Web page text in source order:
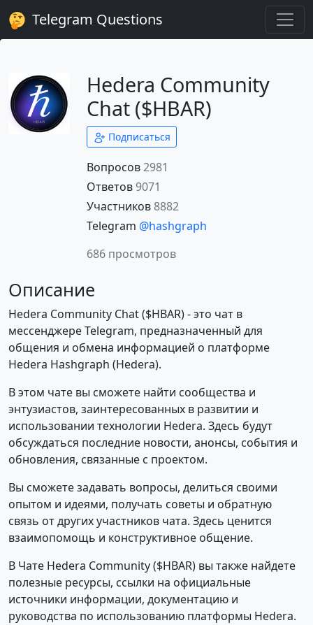
Telegram Questions
Hedera Community
Chat ($HBAR)
Подписаться
Вопросов2981
Ответов9071
Участников8882
Telegram @hashgraph
686 просмотров
Описание
Hedera Community Chat ($HBAR) - это чат в
мессенджере Telegram, предназначенный для
общения и обмена информацией о платформе
Hedera Hashgraph (Hedera).
В этом чате вы сможете найти сообщества и
энтузиастов, заинтересованных в развитии и
использовании технологии Hedera. Здесь будут
обсуждаться последние новости, анонсы, события и
обновления, связанные с проектом.
Вы сможете задавать вопросы, делиться своими
опытом и идеями, получать советы и обратную
связь от других участников чата. Здесь ценится
взаимопомощь и конструктивное общение.
В Чате Hedera Community ($HBAR) вы также найдете
полезные ресурсы, ссылки на официальные
источники информации, документацию и
руководства по использованию платформы Hedera.